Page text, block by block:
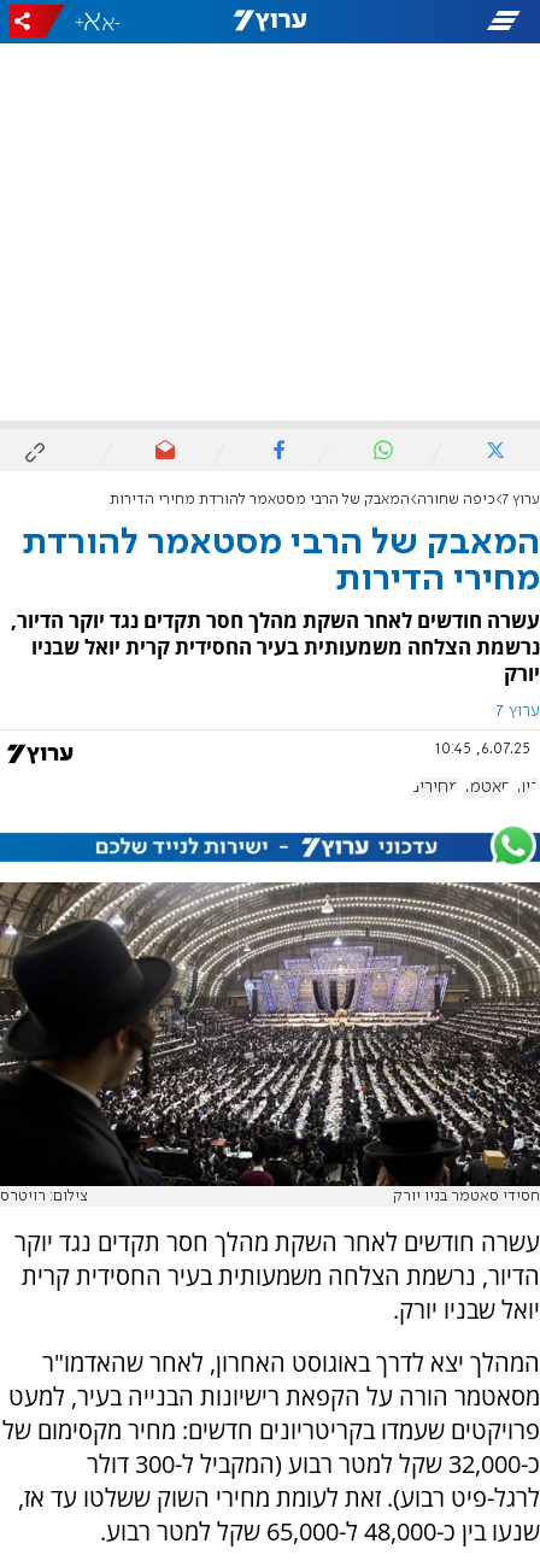
-
+
ערוץ 7 כיפה שחורה המאבק של הרבי מסטאמר להורדת מחירי הדירות
המאבק של הרבי מסטאמר להורדת
מחירי הדירות
עשרה חודשים לאחר השקת מהלך חסר תקדים נגד יוקר הדיור,
נרשמת הצלחה משמעותית בעיר החסידית קרית יואל שבניו
יורק
ערוץ 7
6.07.25, 10:45
דיור סאטמר מחירים
חסידי סאטמר בניו יורק צילום: רויטרס
עשרה חודשים לאחר השקת מהלך חסר תקדים נגד יוקר
הדיור, נרשמת הצלחה משמעותית בעיר החסידית קרית
יואל שבניו יורק.
המהלך יצא לדרך באוגוסט האחרון, לאחר שהאדמו"ר
מסאטמר הורה על הקפאת רישיונות הבנייה בעיר, למעט
פרויקטים שעמדו בקריטריונים חדשים: מחיר מקסימום של
כ-32,000 שקל למטר רבוע (המקביל ל-300 דולר
לרגל-פיט רבוע). זאת לעומת מחירי השוק ששלטו עד אז,
שנעו בין כ-48,000 ל-65,000 שקל למטר רבוע.